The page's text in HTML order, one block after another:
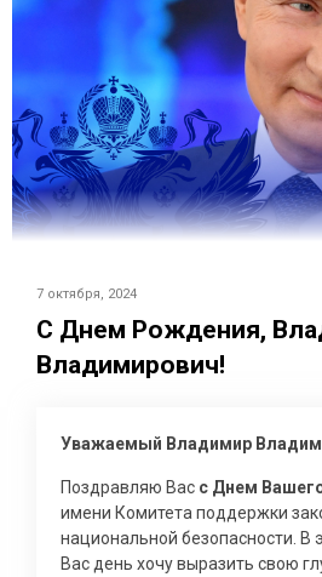
7 октября, 2024
С Днем Рождения,
Владимирович!
Уважаемый Владимир
Поздравляю Вас с Днем
имени Комитета поддержки
национальной безопасности. В
Вас день хочу выразить свою